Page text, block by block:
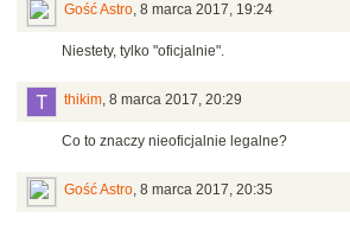
Gość Astro, 8 marca 2017, 19:24
Niestety, tylko "oficjalnie".
thikim, 8 marca 2017, 20:29
Co to znaczy nieoficjalnie legalne?
Gość Astro, 8 marca 2017, 20:35